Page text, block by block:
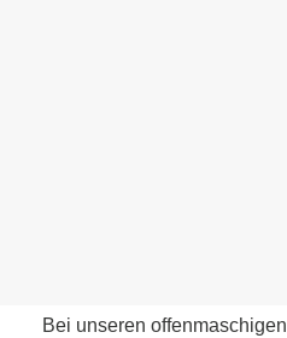
Bei unseren offenmaschigen